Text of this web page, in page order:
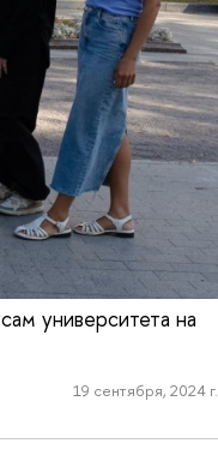
университета на
19 сентября, 2024 г.